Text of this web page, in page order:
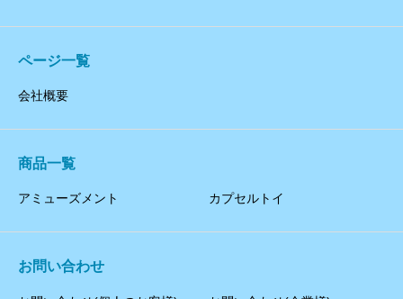
ページ一覧
会社概要
商品一覧
アミューズメント カプセルトイ
お問い合わせ